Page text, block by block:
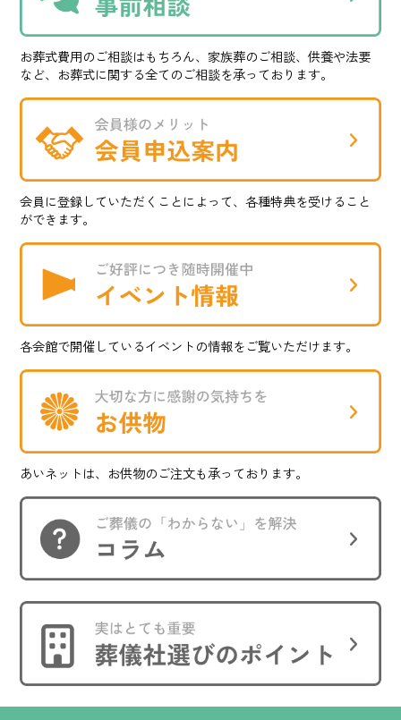
お葬式費用のご相談はもちろん、家族葬のご相談、供養や法要
など、お葬式に関する全てのご相談を承っております。
会員に登録していただくことによって、各種特典を受けること
ができます。
各会館で開催しているイベントの情報をご覧いただけます。
あいネットは、お供物のご注文も承っております。